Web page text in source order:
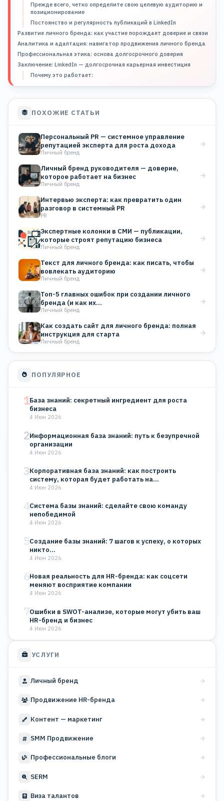
Прежде всего, четко определите свою целевую аудиторию и
позиционирование
Постоянство и регулярность публикаций в LinkedIn
Развитие личного бренда: как участие порождает доверие и связи
Аналитика и адаптация: навигатор продвижения личного бренда
Профессиональная этика: основа долгосрочного доверия
Заключение: LinkedIn — долгосрочная карьерная инвестиция
Почему это работает:
ПОХОЖИЕ СТАТЬИ
Персональный PR — системное управление
репутацией эксперта для роста дохода
Личный бренд
Личный бренд руководителя — доверие,
которое работает на бизнес
Личный бренд
Интервью эксперта: как превратить один
разговор в системный PR
PR
Экспертные колонки в СМИ — публикации,
которые строят репутацию бизнеса
Личный бренд
Текст для личного бренда: как писать, чтобы
вовлекать аудиторию
Личный бренд
Топ-5 главных ошибок при создании личного
бренда (и как их…
Личный бренд
Как создать сайт для личного бренда: полная
инструкция для старта
Личный бренд
ПОПУЛЯРНОЕ
1База знаний: секретный ингредиент для роста
бизнеса
4 Июн 2026
2Информационная база знаний: путь к безупречной
организации
4 Июн 2026
3Корпоративная база знаний: как построить
систему, которая будет работать на…
4 Июн 2026
4Система базы знаний: сделайте свою команду
непобедимой
4 Июн 2026
5Создание базы знаний: 7 шагов к успеху, о которых
никто…
4 Июн 2026
6Новая реальность для HR-бренда: как соцсети
меняют восприятие компании
4 Июн 2026
7Ошибки в SWOT-анализе, которые могут убить ваш
HR-бренд и бизнес
4 Июн 2026
УСЛУГИ
Личный бренд
Продвижение HR-бренда
Контент — маркетинг
SMM Продвижение
Профессиональные блоги
SERM
Виза талантов